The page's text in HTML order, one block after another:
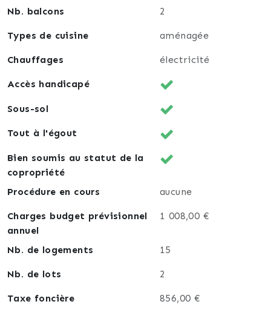
Nb. balcons 2
Types de cuisine aménagée
Chauffages électricité
Accès handicapé
Sous-sol
Tout à l'égout
Bien soumis au statut de la
copropriété
Procédure en cours
aucune
Charges budget prévisionnel
annuel
1 008,00 €
Nb. de logements 15
Nb. de lots 2
Taxe foncière 856,00 €